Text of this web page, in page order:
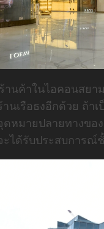
านค้าในไอคอนสย
านเรือธงอีกด้วย ถ้
ดหมายปลายทางขอ
ได้รับประสบการณ์